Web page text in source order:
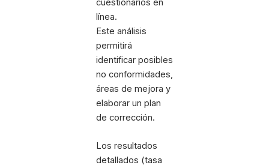
línea.
Este análisis
permitirá
identificar posibles
no conformidades,
áreas de mejora y
elaborar un plan
de corrección.
Los resultados
detallados (tasa